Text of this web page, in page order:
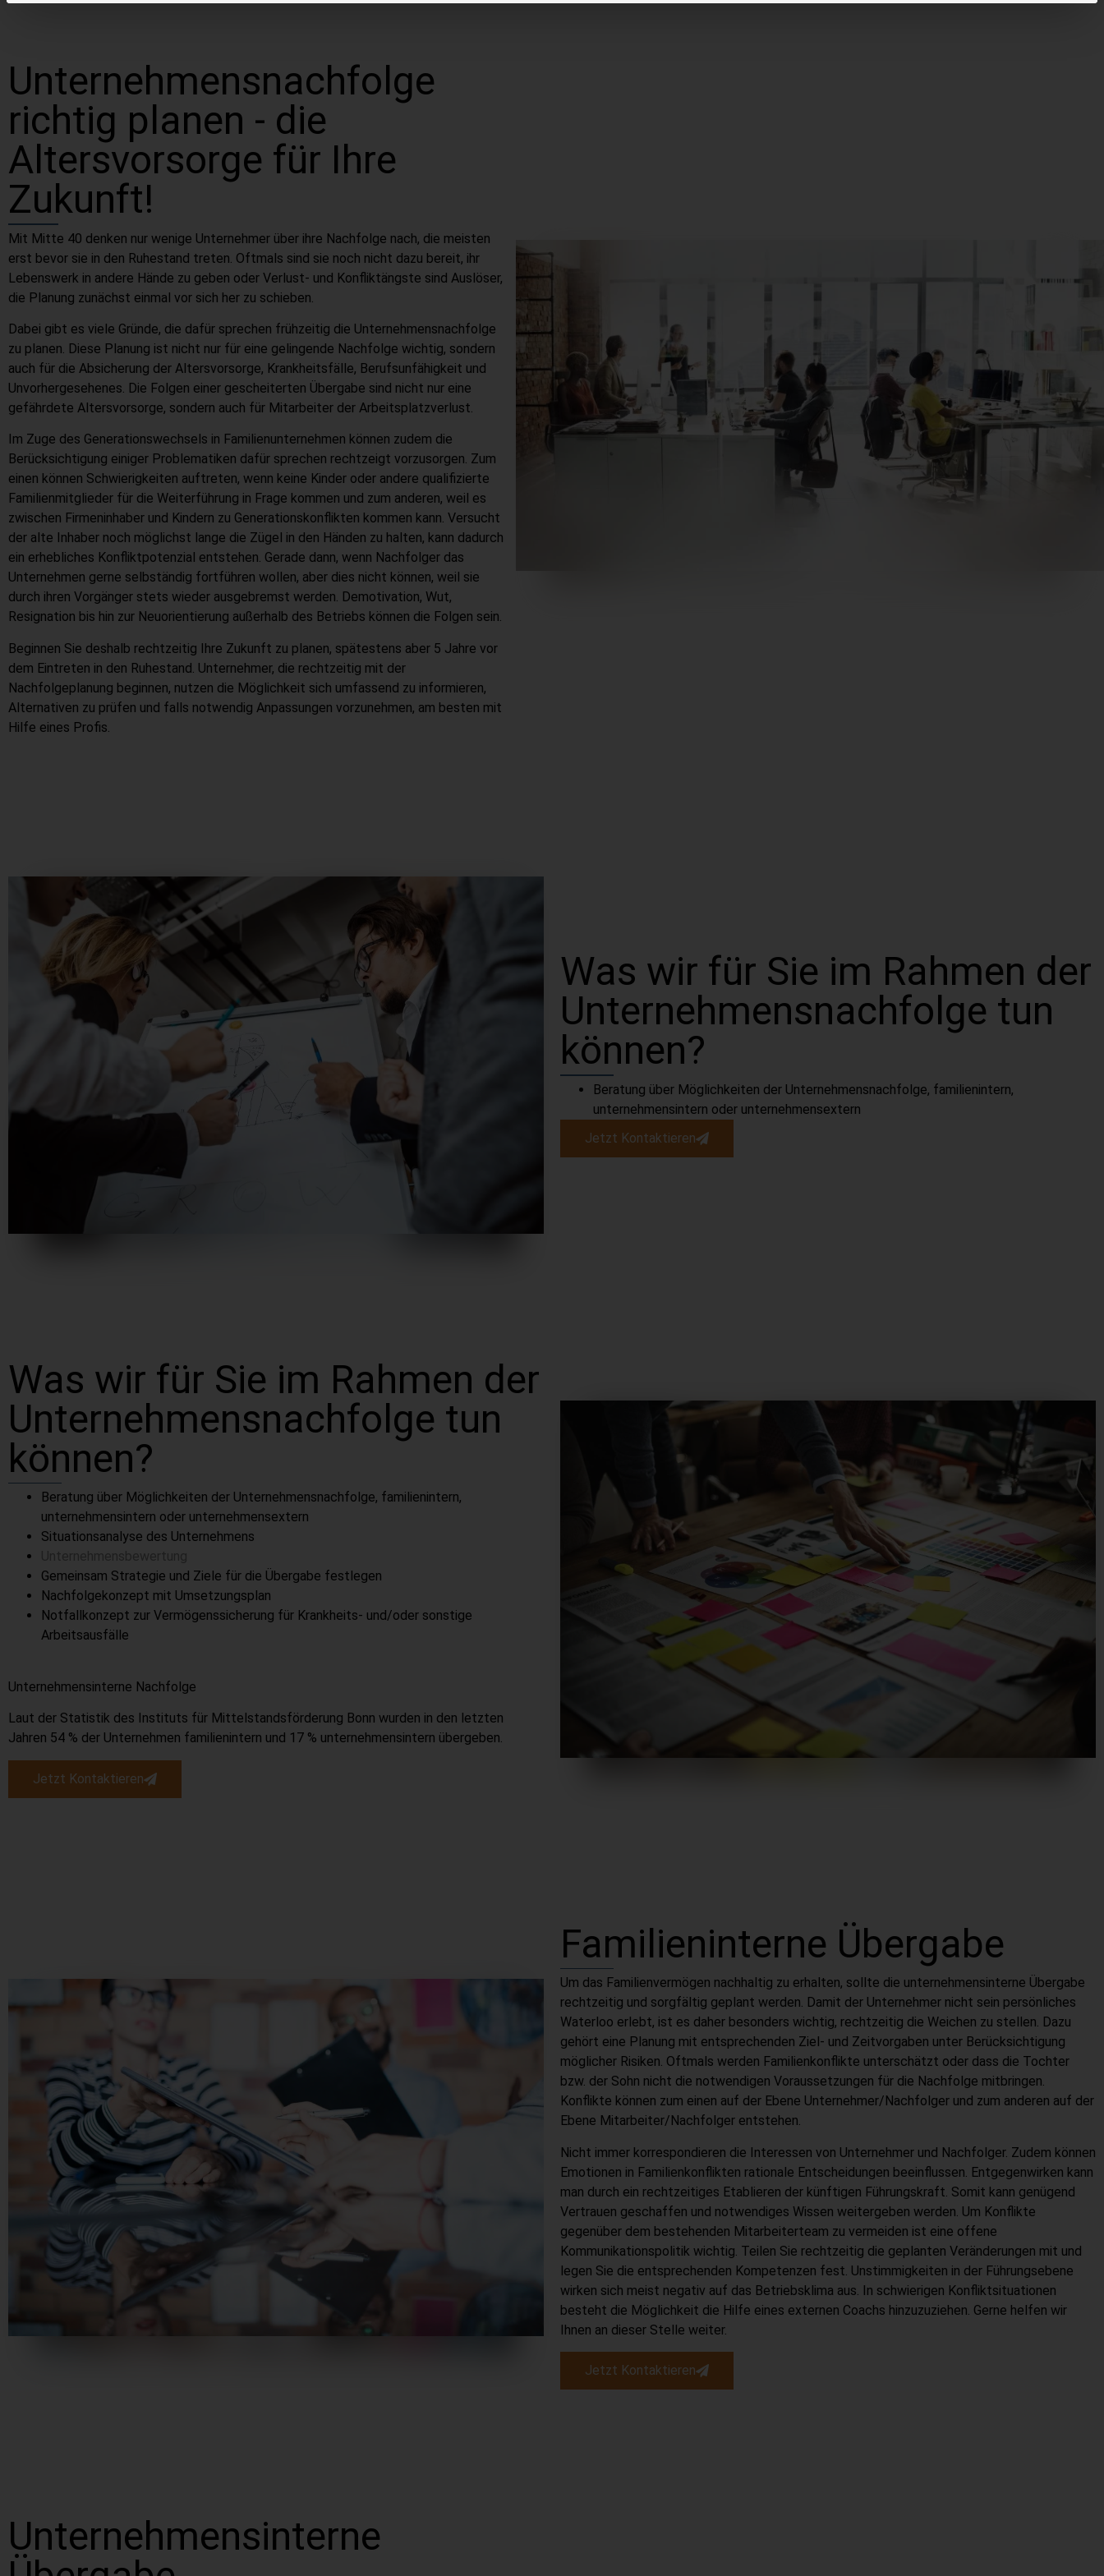
Unternehmensnachfolge
richtig planen - die
Altersvorsorge für Ihre
Zukunft!
Mit Mitte 40 denken nur wenige Unternehmer über ihre Nachfolge nach, die meisten
erst bevor sie in den Ruhestand treten. Oftmals sind sie noch nicht dazu bereit, ihr
Lebenswerk in andere Hände zu geben oder Verlust- und Konfliktängste sind Auslöser,
die Planung zunächst einmal vor sich her zu schieben.
Dabei gibt es viele Gründe, die dafür sprechen frühzeitig die Unternehmensnachfolge
zu planen. Diese Planung ist nicht nur für eine gelingende Nachfolge wichtig, sondern
auch für die Absicherung der Altersvorsorge, Krankheitsfälle, Berufsunfähigkeit und
Unvorhergesehenes. Die Folgen einer gescheiterten Übergabe sind nicht nur eine
gefährdete Altersvorsorge, sondern auch für Mitarbeiter der Arbeitsplatzverlust.
Im Zuge des Generationswechsels in Familienunternehmen können zudem die
Berücksichtigung einiger Problematiken dafür sprechen rechtzeigt vorzusorgen. Zum
einen können Schwierigkeiten auftreten, wenn keine Kinder oder andere qualifizierte
Familienmitglieder für die Weiterführung in Frage kommen und zum anderen, weil es
zwischen Firmeninhaber und Kindern zu Generationskonflikten kommen kann. Versucht
der alte Inhaber noch möglichst lange die Zügel in den Händen zu halten, kann dadurch
ein erhebliches Konfliktpotenzial entstehen. Gerade dann, wenn Nachfolger das
Unternehmen gerne selbständig fortführen wollen, aber dies nicht können, weil sie
durch ihren Vorgänger stets wieder ausgebremst werden. Demotivation, Wut,
Resignation bis hin zur Neuorientierung außerhalb des Betriebs können die Folgen sein.
Beginnen Sie deshalb rechtzeitig Ihre Zukunft zu planen, spätestens aber 5 Jahre vor
dem Eintreten in den Ruhestand. Unternehmer, die rechtzeitig mit der
Nachfolgeplanung beginnen, nutzen die Möglichkeit sich umfassend zu informieren,
Alternativen zu prüfen und falls notwendig Anpassungen vorzunehmen, am besten mit
Hilfe eines Profis.
Was wir für Sie im Rahmen der
Unternehmensnachfolge tun
können?
Beratung über Möglichkeiten der Unternehmensnachfolge, familienintern,
unternehmensintern oder unternehmensextern
Jetzt Kontaktieren
Was wir für Sie im Rahmen der
Unternehmensnachfolge tun
können?
Beratung über Möglichkeiten der Unternehmensnachfolge, familienintern,
unternehmensintern oder unternehmensextern
Situationsanalyse des Unternehmens
Gemeinsam Strategie und Ziele für die Übergabe festlegen
Nachfolgekonzept mit Umsetzungsplan
Notfallkonzept zur Vermögenssicherung für Krankheits- und/oder sonstige
Arbeitsausfälle
Unternehmensinterne Nachfolge
Laut der Statistik des Instituts für Mittelstandsförderung Bonn wurden in den letzten
Jahren 54 % der Unternehmen familienintern und 17 % unternehmensintern übergeben.
Jetzt Kontaktieren
Familieninterne Übergabe
Um das Familienvermögen nachhaltig zu erhalten, sollte die unternehmensinterne Übergabe
rechtzeitig und sorgfältig geplant werden. Damit der Unternehmer nicht sein persönliches
Waterloo erlebt, ist es daher besonders wichtig, rechtzeitig die Weichen zu stellen. Dazu
gehört eine Planung mit entsprechenden Ziel- und Zeitvorgaben unter Berücksichtigung
möglicher Risiken. Oftmals werden Familienkonflikte unterschätzt oder dass die Tochter
bzw. der Sohn nicht die notwendigen Voraussetzungen für die Nachfolge mitbringen.
Konflikte können zum einen auf der Ebene Unternehmer/Nachfolger und zum anderen auf der
Ebene Mitarbeiter/Nachfolger entstehen.
Nicht immer korrespondieren die Interessen von Unternehmer und Nachfolger. Zudem können
Emotionen in Familienkonflikten rationale Entscheidungen beeinflussen. Entgegenwirken kann
man durch ein rechtzeitiges Etablieren der künftigen Führungskraft. Somit kann genügend
Vertrauen geschaffen und notwendiges Wissen weitergeben werden. Um Konflikte
gegenüber dem bestehenden Mitarbeiterteam zu vermeiden ist eine offene
Kommunikationspolitik wichtig. Teilen Sie rechtzeitig die geplanten Veränderungen mit und
legen Sie die entsprechenden Kompetenzen fest. Unstimmigkeiten in der Führungsebene
wirken sich meist negativ auf das Betriebsklima aus. In schwierigen Konfliktsituationen
besteht die Möglichkeit die Hilfe eines externen Coachs hinzuzuziehen. Gerne helfen wir
Ihnen an dieser Stelle weiter.
Jetzt Kontaktieren
Unternehmensinterne